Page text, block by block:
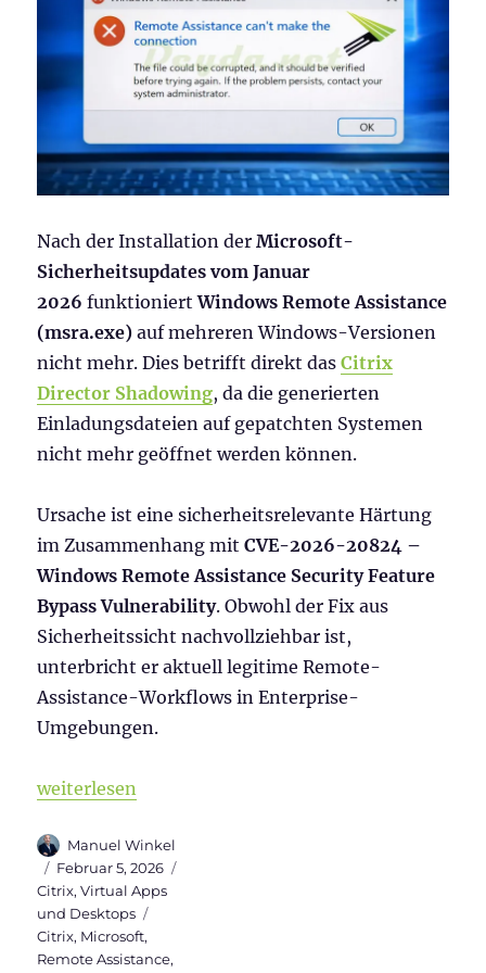
Nach der Installation derMicrosoft-
Sicherheitsupdates vom Januar
2026 funktioniertWindows Remote Assistance
(msra.exe) auf mehreren Windows-Versionen
nicht mehr. Dies betrifft direkt dasCitrix
Director Shadowing, da die generierten
Einladungsdateien auf gepatchten Systemen
nicht mehr geöffnet werden können.
Ursache ist eine sicherheitsrelevante Härtung
im Zusammenhang mitCVE-2026-20824 –
Windows Remote Assistance Security Feature
Bypass Vulnerability. Obwohl der Fix aus
Sicherheitssicht nachvollziehbar ist,
unterbricht er aktuell legitime Remote-
Assistance-Workflows in Enterprise-
Umgebungen.
„Workaround für Remote Assistance Fehler“
weiterlesen
Autor
Manuel Winkel
Veröffentlicht
am
Februar 5, 2026
Citrix,Virtual Apps
und Desktops
Citrix, Microsoft,
Remote Assistance,